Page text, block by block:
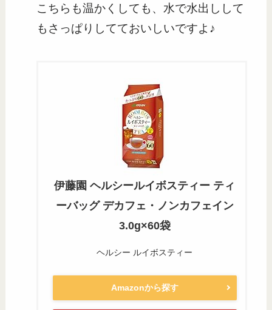
こちらも温かくしても、水で水出しして
もさっぱりしてておいしいですよ♪
伊藤園 ヘルシールイボスティー ティ
ーバッグ デカフェ・ノンカフェイン
3.0g×60袋
ヘルシー ルイボスティー
Amazonから探す